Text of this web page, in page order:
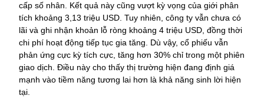
cấp số nhân. Kết quả này cũng vượt kỳ vọng của giới phân
tích khoảng 3,13 triệu USD. Tuy nhiên, công ty vẫn chưa có
lãi và ghi nhận khoản lỗ ròng khoảng 4 triệu USD, đồng thời
chi phí hoạt động tiếp tục gia tăng. Dù vậy, cổ phiếu vẫn
phản ứng cực kỳ tích cực, tăng hơn 30% chỉ trong một phiên
giao dịch. Điều này cho thấy thị trường hiện đang định giá
mạnh vào tiềm năng tương lai hơn là khả năng sinh lời hiện
tại.